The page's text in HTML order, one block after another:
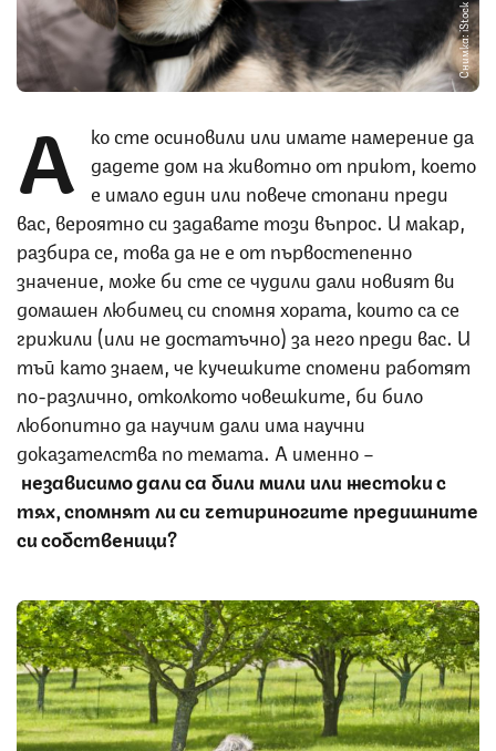
Снимка: iStock
А
ко сте осиновили или имате намерение да
дадете дом на животно от приют, което
е имало един или повече стопани преди
вас, вероятно си задавате този въпрос. И макар,
разбира се, това да не е от първостепенно
значение, може би сте се чудили дали новият ви
домашен любимец си спомня хората, които са се
грижили (или не достатъчно) за него преди вас. И
тъй като знаем, че кучешките спомени работят
по-различно, отколкото човешките, би било
любопитно да научим дали има научни
доказателства по темата. А именно –
независимо дали са били мили или жестоки с
тях, спомнят ли си четириногите предишните
си собственици?